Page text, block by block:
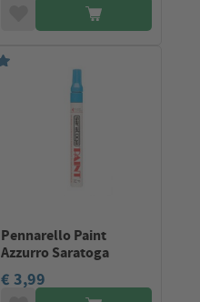
Pennarello Paint
Azzurro Saratoga
€ 3,99